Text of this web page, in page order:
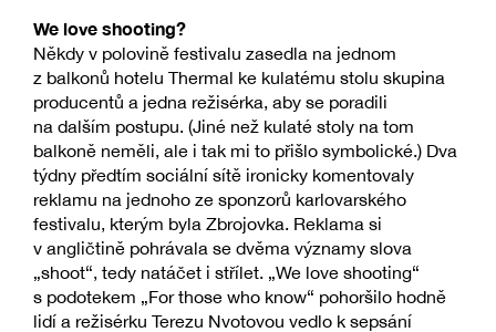
We love shooting?
Někdy v polovině festivalu zasedla na jednom
z balkonů hotelu Thermal ke kulatému stolu skupina
producentů a jedna režisérka, aby se poradili
na dalším postupu. (Jiné než kulaté stoly na tom
balkoně neměli, ale i tak mi to přišlo symbolické.) Dva
týdny předtím sociální sítě ironicky komentovaly
reklamu na jednoho ze sponzorů karlovarského
festivalu, kterým byla Zbrojovka. Reklama si
v angličtině pohrávala se dvěma významy slova
„shoot“, tedy natáčet i střílet. „We love shooting“
s podotekem „For those who know“ pohoršilo hodně
lidí a režisérku Terezu Nvotovou vedlo k sepsání